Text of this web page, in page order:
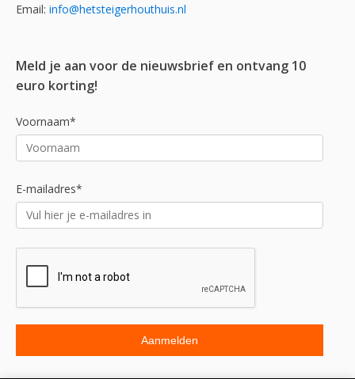
Email: info@hetsteigerhouthuis.nl
Meld je aan voor de nieuwsbrief en ontvang 10
euro korting!
Voornaam*
E-mailadres*